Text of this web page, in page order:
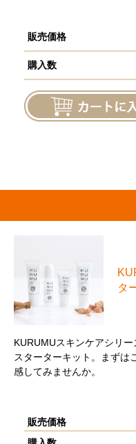
販売価格
購入数
タ
KURUMUスキンケアシリー
スターターキット。まずは
感してみませんか。
販売価格